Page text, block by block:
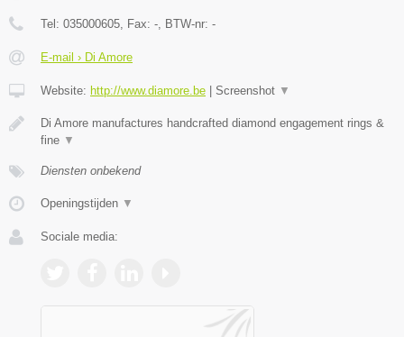
Tel: 035000605 , Fax: - , BTW-nr: -
E-mail › Di Amore
Website: http://www.diamore.be | Screenshot ▼
Di Amore manufactures handcrafted diamond engagement rings &
fine ▼
Diensten onbekend
Openingstijden ▼
Sociale media: